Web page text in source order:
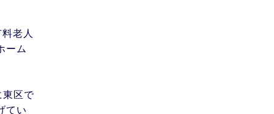
老人
ーム
東区で
てい